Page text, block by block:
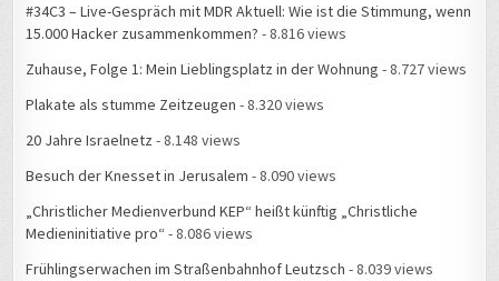
#34C3 – Live-Gespräch mit MDR Aktuell: Wie ist die Stimmung, wenn
15.000 Hacker zusammenkommen? - 8.816 views
Zuhause, Folge 1: Mein Lieblingsplatz in der Wohnung - 8.727 views
Plakate als stumme Zeitzeugen - 8.320 views
20 Jahre Israelnetz - 8.148 views
Besuch der Knesset in Jerusalem - 8.090 views
„Christlicher Medienverbund KEP“ heißt künftig „Christliche
Medieninitiative pro“ - 8.086 views
Frühlingserwachen im Straßenbahnhof Leutzsch - 8.039 views